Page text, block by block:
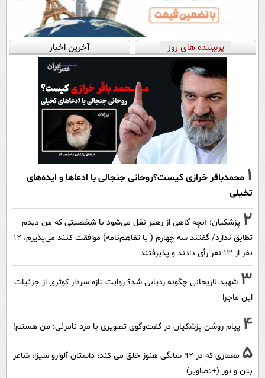
پربیننده های روز آخرین اخبار
1 محمدباقر خرازی کیست؟روحانی جنجالی با ادعاها و ایده‌های
تخیلی
2 پزشکیان‌: آنچه گاهی از رهبر نقل می‌شود با شخصیتی که من دیدم
تطابق ندارد/ گفتند سه چهارم ( با تفاهم‌نامه) موافقت کنند می‌پذیرم، 12
نفر از 13 نفر رأی دادند و پذیرفتند
3 شهید لاریجانی چگونه ردیابی شد؟ روایت تازه سردار کوثری از جزئیات
این ماجرا
4 پیام روشن پزشکیان در گفت‌و‌گوی تصویری با مرد نامرئی: من هستم!
5
معماری که در 92 سالگی هنوز خلق می کند؛ داستان آلوارو سیزا، شاعر
بتن و نور (+تصاویر)